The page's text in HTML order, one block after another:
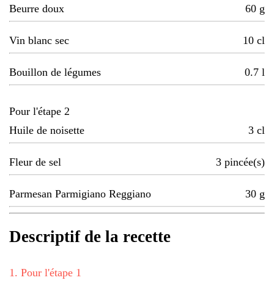
Beurre doux 60 g
Vin blanc sec 10 cl
Bouillon de légumes 0.7 l
Pour l'étape 2
Huile de noisette
3 cl
Fleur de sel 3 pincée(s)
Parmesan Parmigiano Reggiano 30 g
Descriptif de la recette
1 . Pour l'étape 1